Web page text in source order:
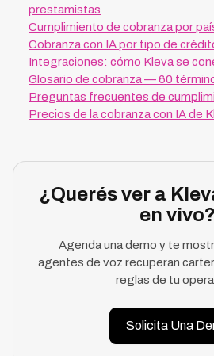
prestamistas
Cumplimiento de cobranza por
Cobranza con IA por tipo de
Integraciones: cómo Kleva se
Glosario de cobranza — 60
Preguntas frecuentes de
Precios de la cobranza con IA de
¿Querés ver a
en vivo?
Agenda una demo y te
agentes de voz recuperan
reglas de tu
Solicita Una